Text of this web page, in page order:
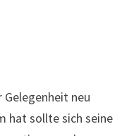
Gelegenheit neu
hat sollte sich seine